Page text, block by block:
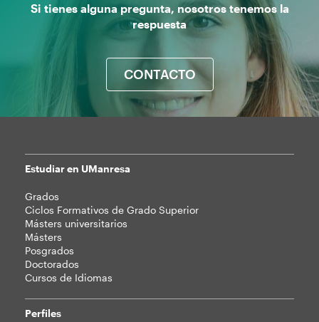
Si tienes alguna pregunta, nosotros tenemos la
respuesta
CONTACTO
Mapa
web
Estudiar en UManresa
Grados
Ciclos Formativos de Grado Superior
Másters universitarios
Másters
Posgrados
Doctorados
Cursos de Idiomas
Perfiles